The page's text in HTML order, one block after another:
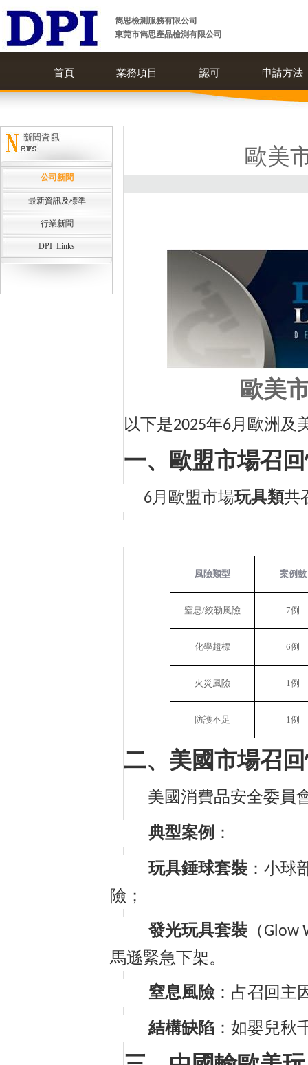
雋思檢測服務有限公司
東莞市雋思產品檢測有限公司
首頁 業務項目 認可 申請方法
公司新聞
最新資訊及標準
行業新聞
DPI Links
歐美
歐美
以下是2025年6 月歐洲及
一、歐盟市場召
6 月歐盟市場玩具類共
風險類型 案例數
窒息/絞勒風險 7例
化學超標 6例
火災風險 1例
防護不足 1例
二、美國市場召
美國消費品安全委員
典型案例 ：
玩具錘球套裝 ：小球
險；
發光玩具套裝 （ Glow
馬遜緊急下架。
窒息風險：占召回主
結構缺陷 ：如嬰兒秋